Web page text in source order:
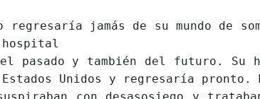
jamás de su mundo de
y también del futuro. Su
Unidos y regresaría pronto.
con desasosiego y